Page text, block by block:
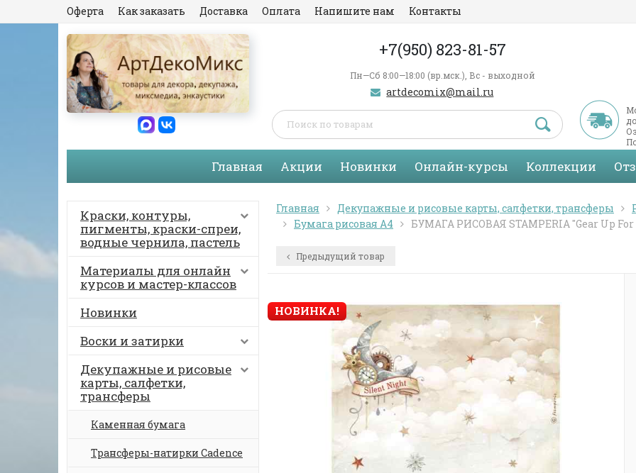
Оферта Как заказать Доставка Оплата Напишите нам Контакты
+7(950) 823-81-57
Пн—Сб 8:00—18:00 (вр.мск.), Вс - выходной
artdecomix@mail.ru
Главная Акции Новинки Онлайн-курсы Коллекции
Краски, контуры,
пигменты, краски-спреи,
водные чернила, пастель
Материалы для онлайн
курсов и мастер-классов
Новинки
Воски и затирки
Декупажные и рисовые
карты, салфетки,
трансферы
Каменная бумага
Трансферы-натирки Cadence
Главная Декупажные и рисовые карты, салфетки, трансферы
Бумага рисовая А4
БУМАГА РИСОВАЯ STAMPERIA "Gear Up
Предыдущий товар
НОВИНКА!